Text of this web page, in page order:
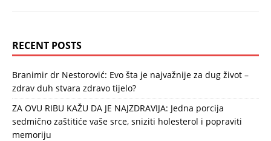
RECENT POSTS
Branimir dr Nestorović: Evo šta je najvažnije za dug život –
zdrav duh stvara zdravo tijelo?
ZA OVU RIBU KAŽU DA JE NAJZDRAVIJA: Jedna porcija
sedmično zaštitiće vaše srce, sniziti holesterol i popraviti
memoriju